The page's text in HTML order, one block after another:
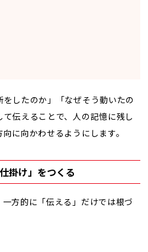
したのか」「なぜそう動いたの
伝えることで、人の記憶に残し
に向かわせるようにします。
掛け」をつくる
方的に「伝える」だけでは根づ